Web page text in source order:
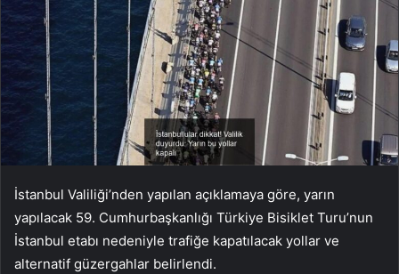
İstanbul Valiliği’nden yapılan açıklamaya göre, yarın
yapılacak 59. Cumhurbaşkanlığı Türkiye Bisiklet Turu’nun
İstanbul etabı nedeniyle trafiğe kapatılacak yollar ve
alternatif güzergahlar belirlendi.